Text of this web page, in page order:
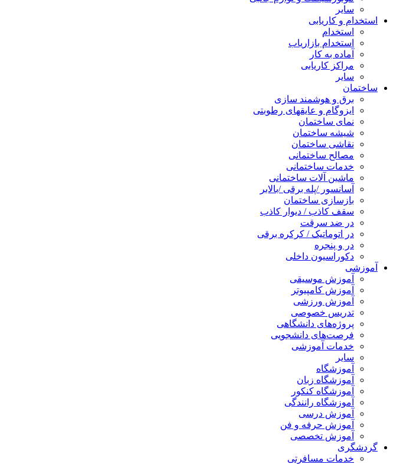
سایر
استخدام و کاریابی
استخدام
استخدام بازاریاب
آماده به کار
مراکز کاریابی
سایر
ساختمان
برق و هوشمند سازی
ایزوگام و عایقهای رطوبتی
نمای ساختمان
شیشه ساختمان
نقاشی ساختمان
مصالح ساختمانی
خدمات ساختمانی
ماشین آلات ساختمانی
آسانسور /پله برقی /بالابر
بازسازی ساختمان
سقف کاذب / دیوار کاذب
در ضد سرقت
در اتوماتیک / کرکره برقی
در و پنجره
دکوراسیون داخلی
آموزشی
آموزش موسیقی
آموزش کامپیوتر
آموزش ورزشی
تدریس خصوصی
پروژه‌های دانشگاهی
فرصت‌های دانشجویی
خدمات آموزشی
سایر
آموزشگاه
آموزشگاه زبان
آموزشگاه کنکور
آموزشگاه رانندگی
آموزش درسی
آموزش حرفه و فن
آموزش تخصصی
گردشگری
خدمات مسافرتی